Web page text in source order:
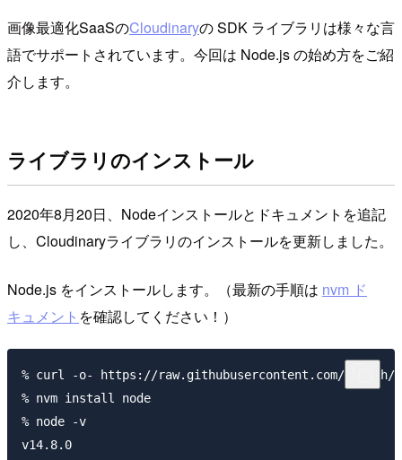
画像最適化SaaSのCloudinaryの SDK ライブラリは様々な言
語でサポートされています。今回は Node.js の始め方をご紹
介します。
ライブラリのインストール
2020年8月20日、Nodeインストールとドキュメントを追記
し、Cloudinaryライブラリのインストールを更新しました。
Node.js をインストールします。（最新の手順は nvm ド
キュメント を確認してください！）
% curl -o- https://raw.githubusercontent.com/nvm-
% nvm install node
% node -v
v14.8.0